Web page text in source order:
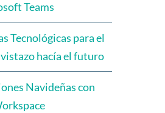
Teams
Tecnológicas para el
hacía el futuro
Navideñas con